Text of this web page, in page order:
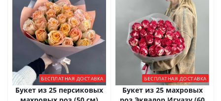
БЕСПЛАТНАЯ ДОСТАВКА
Букет из 25 персиковых
БЕСПЛАТНАЯ ДОСТАВКА
Букет из 25 махровых